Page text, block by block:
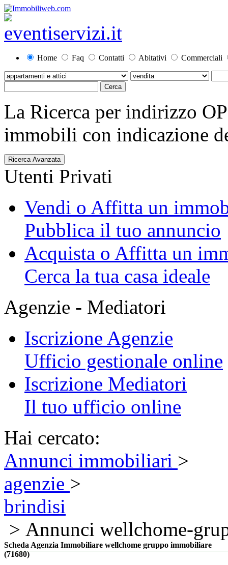
Home Faq Contatti Abitativi Commerciali
La Ricerca per indirizzo
immobili con indicazione
Ricerca Avanzata
Utenti Privati
Vendi o Affitta un
Pubblica il tuo annuncio
Acquista o Affitta un
Cerca la tua casa ideale
Agenzie - Mediatori
Iscrizione Agenzie
Ufficio gestionale online
Iscrizione Mediatori
Il tuo ufficio online
Hai cercato:
Annunci immobiliari >
agenzie >
brindisi
> Annunci wellchome-
Scheda Agenzia Immobiliare wellchome gruppo immobiliare
(71680)